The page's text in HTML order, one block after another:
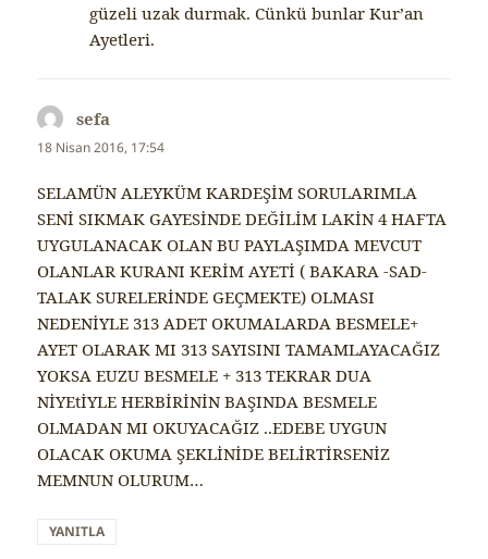
güzeli uzak durmak. Cünkü bunlar Kur’an
Ayetleri.
sefa
ki:
18 Nisan 2016, 17:54
SELAMÜN ALEYKÜM KARDEŞİM SORULARIMLA
SENİ SIKMAK GAYESİNDE DEĞİLİM LAKİN 4 HAFTA
UYGULANACAK OLAN BU PAYLAŞIMDA MEVCUT
OLANLAR KURANI KERİM AYETİ ( BAKARA -SAD-
TALAK SURELERİNDE GEÇMEKTE) OLMASI
NEDENİYLE 313 ADET OKUMALARDA BESMELE+
AYET OLARAK MI 313 SAYISINI TAMAMLAYACAĞIZ
YOKSA EUZU BESMELE + 313 TEKRAR DUA
NİYEtİYLE HERBİRİNİN BAŞINDA BESMELE
OLMADAN MI OKUYACAĞIZ ..EDEBE UYGUN
OLACAK OKUMA ŞEKLİNİDE BELİRTİRSENİZ
MEMNUN OLURUM…
YANITLA